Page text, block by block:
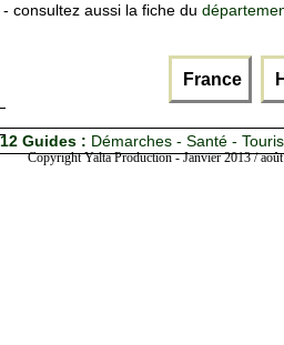
- consultez aussi la fiche du
France
12 Guides : Démarches - Santé -
Copyright Yalta Production - Janvier 2013 /